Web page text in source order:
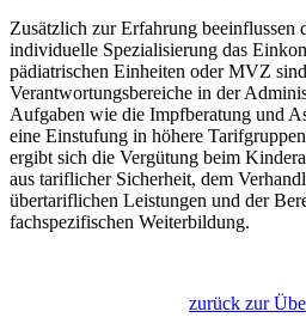
Zusätzlich zur Erfahrung beeinflussen
individuelle Spezialisierung das
pädiatrischen Einheiten oder MVZ
Verantwortungsbereiche in der
Aufgaben wie die Impfberatung und
eine Einstufung in höhere
ergibt sich die Vergütung beim
aus tariflicher Sicherheit, dem
übertariflichen Leistungen und der
fachspezifischen Weiterbildung.
zurück zur